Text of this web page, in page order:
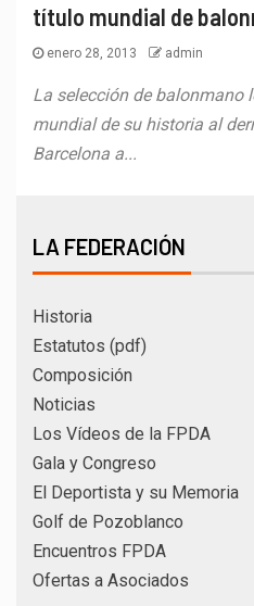
título mundial de
enero 28, 2013 admin
La selección de balonmano
mundial de su historia al
Barcelona a...
LA FEDERACIÓN
Historia
Estatutos (pdf)
Composición
Noticias
Los Vídeos de la FPDA
Gala y Congreso
El Deportista y su Memoria
Golf de Pozoblanco
Encuentros FPDA
Ofertas a Asociados